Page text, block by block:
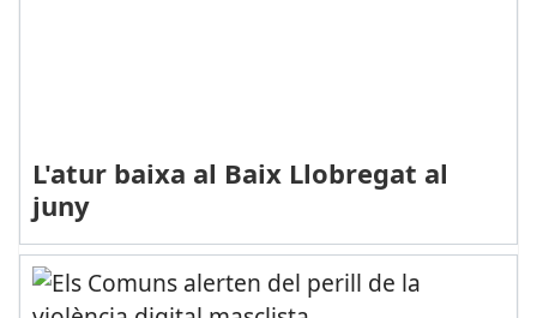
L'atur baixa al Baix Llobregat al
juny